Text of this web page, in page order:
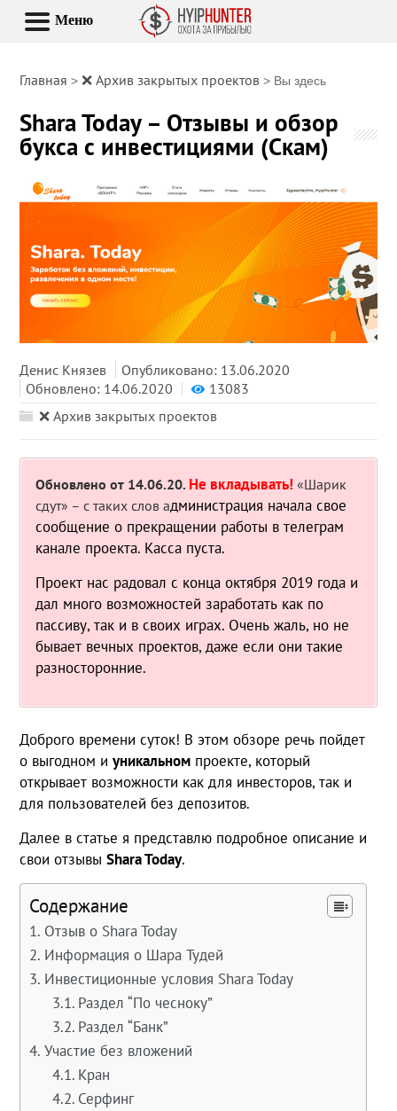
Главная >❌ Архив закрытых проектов > Вы здесь
Shara Today – Отзывы и обзор
букса с инвестициями (Скам)
Денис Князев
Опубликовано: 13.06.2020
Обновлено: 14.06.2020
13083
❌ Архив закрытых проектов
Обновлено от 14.06.20. Не вкладывать! «Шарик
сдут» – с таких слов администрация начала свое
сообщение о прекращении работы в телеграм
канале проекта. Касса пуста.
Проект нас радовал с конца октября 2019 года и
дал много возможностей заработать как по
пассиву, так и в своих играх. Очень жаль, но не
бывает вечных проектов, даже если они такие
разносторонние.
Доброго времени суток! В этом обзоре речь пойдет
о выгодном иуникальном проекте, который
открывает возможности как для инвесторов, так и
для пользователей без депозитов.
Далее в статье я представлю подробное описание и
свои отзывыShara Today.
Содержание
Отзыв о Shara Today
Информация о Шара Тудей
Инвестиционные условия Shara Today
Раздел “По чесноку”
Раздел “Банк”
Участие без вложений
Кран
Серфинг
Меню